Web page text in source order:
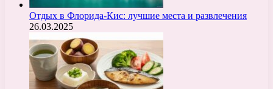
Отдых в Флорида-Кис: лучшие места и развлечения
26.03.2025